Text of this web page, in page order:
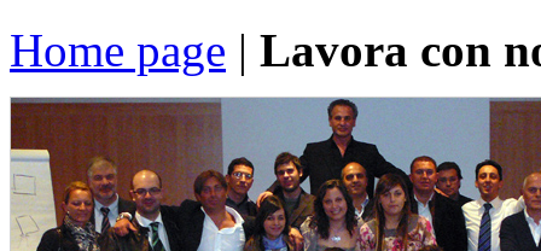
Home page | Lavora con